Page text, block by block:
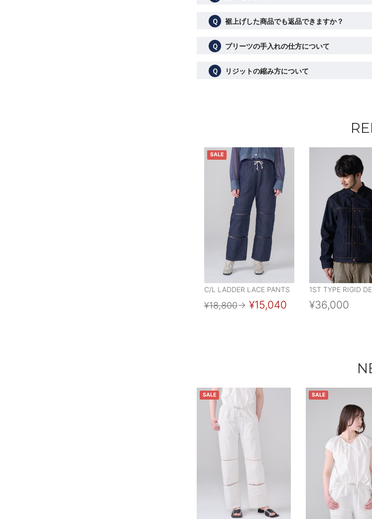
Ｑ 裾上げした商品でも返品できますか？
Ｑ プリーツの手入れの仕方について
Ｑ リジットの縮み方について
SALE
C/L LADDER LACE PANTS
¥18,800→ ¥15,040
1ST TYPE RIGID
¥36,000
SALE SALE